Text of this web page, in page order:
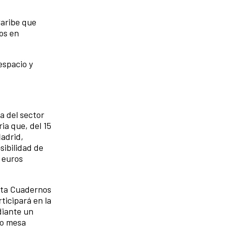
que
en
y
del sector
que, del 15
de
Cuadernos
en la
un
mesa